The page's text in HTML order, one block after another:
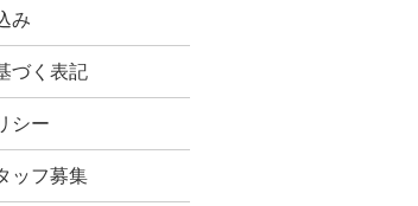
み
づく表記
シー
ッフ募集